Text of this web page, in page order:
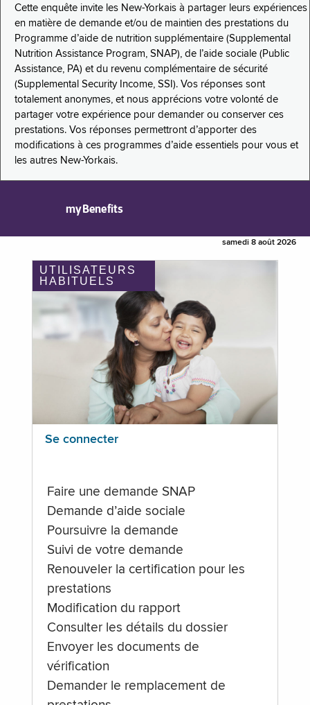
Cette enquête invite les New-Yorkais à partager leurs expériences
en matière de demande et/ou de maintien des prestations du
Programme d’aide de nutrition supplémentaire (Supplemental
Nutrition Assistance Program, SNAP), de l’aide sociale (Public
Assistance, PA) et du revenu complémentaire de sécurité
(Supplemental Security Income, SSI). Vos réponses sont
totalement anonymes, et nous apprécions votre volonté de
partager votre expérience pour demander ou conserver ces
prestations. Vos réponses permettront d’apporter des
modifications à ces programmes d’aide essentiels pour vous et
les autres New-Yorkais.
myBenefits
samedi 8 août 2026
UTILISATEURS
HABITUELS
Se connecter
Faire une demande SNAP
Demande d’aide sociale
Poursuivre la demande
Suivi de votre demande
Renouveler la certification pour les
prestations
Modification du rapport
Consulter les détails du dossier
Envoyer les documents de
vérification
Demander le remplacement de